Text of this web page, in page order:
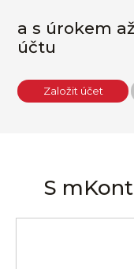
a s úrokem
účtu
Založit účet
S